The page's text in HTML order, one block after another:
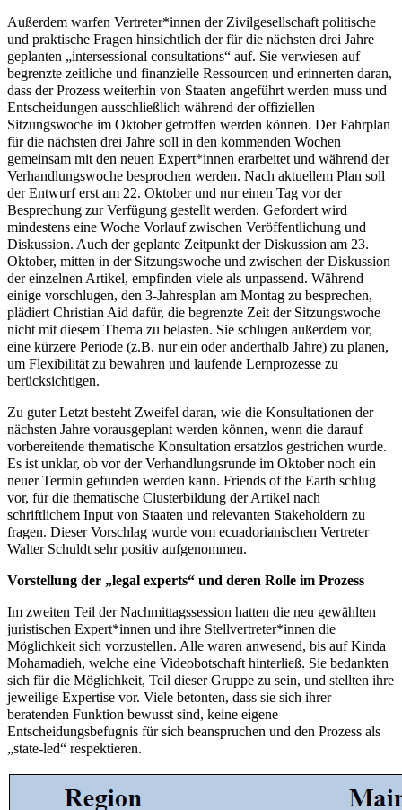
Außerdem warfen Vertreter*innen der Zivilgesellschaft politische
und praktische Fragen hinsichtlich der für die nächsten drei Jahre
geplanten „intersessional consultations“ auf. Sie verwiesen auf
begrenzte zeitliche und finanzielle Ressourcen und erinnerten daran,
dass der Prozess weiterhin von Staaten angeführt werden muss und
Entscheidungen ausschließlich während der offiziellen
Sitzungswoche im Oktober getroffen werden können. Der Fahrplan
für die nächsten drei Jahre soll in den kommenden Wochen
gemeinsam mit den neuen Expert*innen erarbeitet und während der
Verhandlungswoche besprochen werden. Nach aktuellem Plan soll
der Entwurf erst am 22. Oktober und nur einen Tag vor der
Besprechung zur Verfügung gestellt werden. Gefordert wird
mindestens eine Woche Vorlauf zwischen Veröffentlichung und
Diskussion. Auch der geplante Zeitpunkt der Diskussion am 23.
Oktober, mitten in der Sitzungswoche und zwischen der Diskussion
der einzelnen Artikel, empfinden viele als unpassend. Während
einige vorschlugen, den 3-Jahresplan am Montag zu besprechen,
plädiert Christian Aid dafür, die begrenzte Zeit der Sitzungswoche
nicht mit diesem Thema zu belasten. Sie schlugen außerdem vor,
eine kürzere Periode (z.B. nur ein oder anderthalb Jahre) zu planen,
um Flexibilität zu bewahren und laufende Lernprozesse zu
berücksichtigen.
Zu guter Letzt besteht Zweifel daran, wie die Konsultationen der
nächsten Jahre vorausgeplant werden können, wenn die darauf
vorbereitende thematische Konsultation ersatzlos gestrichen wurde.
Es ist unklar, ob vor der Verhandlungsrunde im Oktober noch ein
neuer Termin gefunden werden kann. Friends of the Earth schlug
vor, für die thematische Clusterbildung der Artikel nach
schriftlichem Input von Staaten und relevanten Stakeholdern zu
fragen. Dieser Vorschlag wurde vom ecuadorianischen Vertreter
Walter Schuldt sehr positiv aufgenommen.
Vorstellung der „legal experts“ und deren Rolle im Prozess
Im zweiten Teil der Nachmittagssession hatten die neu gewählten
juristischen Expert*innen und ihre Stellvertreter*innen die
Möglichkeit sich vorzustellen. Alle waren anwesend, bis auf Kinda
Mohamadieh, welche eine Videobotschaft hinterließ. Sie bedankten
sich für die Möglichkeit, Teil dieser Gruppe zu sein, und stellten ihre
jeweilige Expertise vor. Viele betonten, dass sie sich ihrer
beratenden Funktion bewusst sind, keine eigene
Entscheidungsbefugnis für sich beanspruchen und den Prozess als
„state-led“ respektieren.